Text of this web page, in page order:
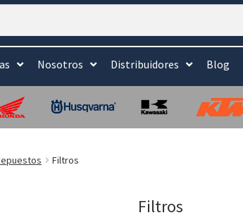
Nosotros Distribuidores Blog
Filtros
Filtros